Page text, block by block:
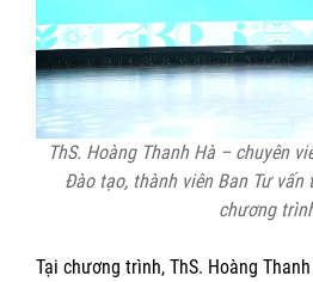
ThS. Hoàng Thanh Hà – chuyên
Đào tạo, thành viên Ban Tư vấn
chương
Tại chương trình, ThS. Hoàng